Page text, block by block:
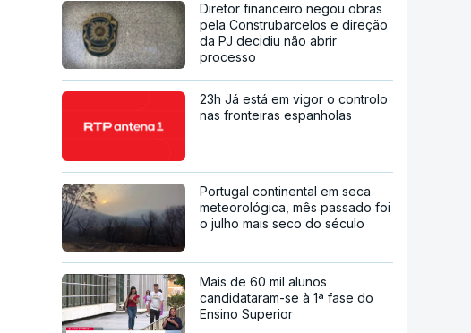
Diretor financeiro negou obras
pela Construbarcelos e direção
da PJ decidiu não abrir
processo
23h Já está em vigor o controlo
nas fronteiras espanholas
Portugal continental em seca
meteorológica, mês passado foi
o julho mais seco do século
Mais de 60 mil alunos
candidataram-se à 1ª fase do
Ensino Superior